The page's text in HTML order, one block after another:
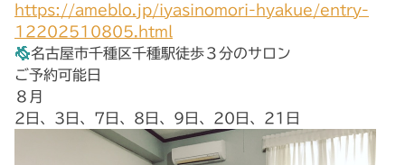
https://ameblo.jp/iyasinomori-hyakue/entry-
12202510805.html
名古屋市千種区千種駅徒歩３分のサロン
ご予約可能日
８月
2日、3日、7日、8日、9日、20日、21日